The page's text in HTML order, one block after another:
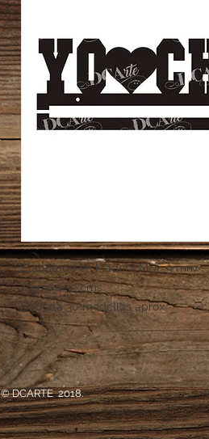
Elaborado en Madera MDF 9 mm.
Medida 55 cms
Soporta 30 medallas aprox.
© DCARTE 2018.